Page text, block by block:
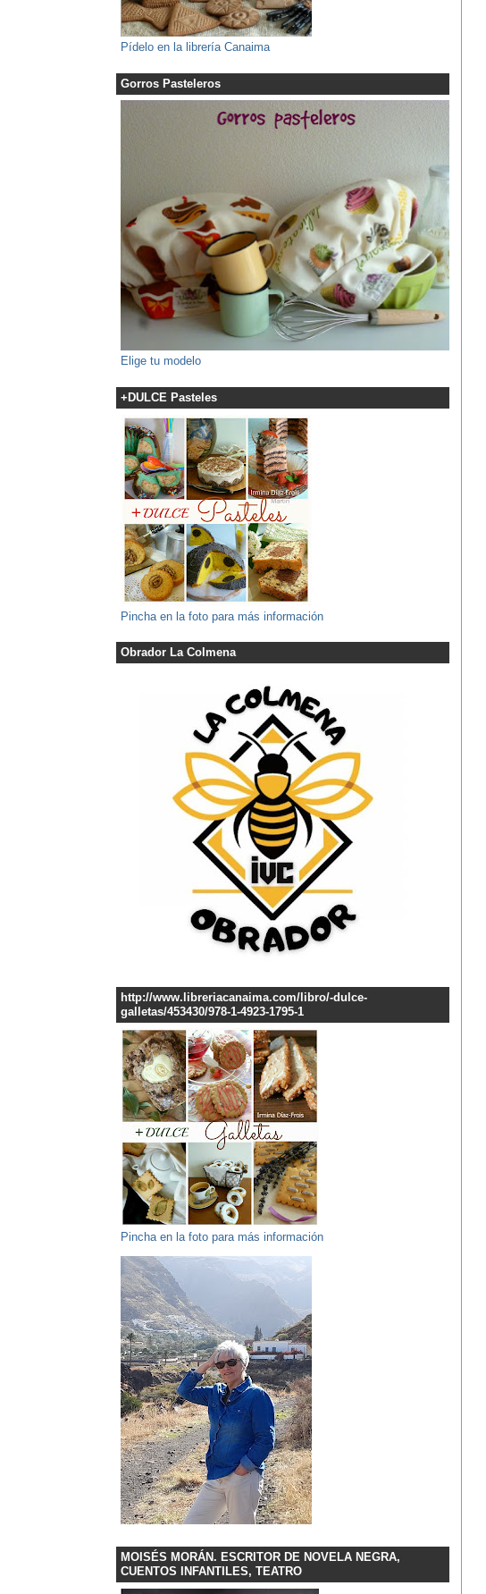
Pídelo en la librería Canaima
Gorros Pasteleros
Elige tu modelo
+DULCE Pasteles
Pincha en la foto para más información
Obrador La Colmena
http://www.libreriacanaima.com/libro/-dulce-
galletas/453430/978-1-4923-1795-1
Pincha en la foto para más información
MOISÉS MORÁN. ESCRITOR DE NOVELA NEGRA,
CUENTOS INFANTILES, TEATRO